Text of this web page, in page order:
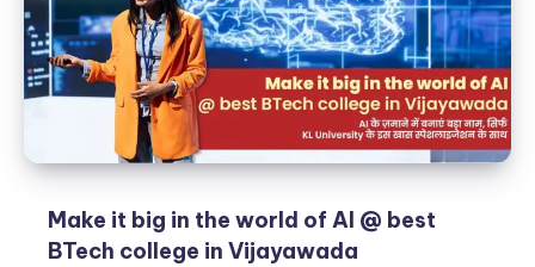
Quantum
Technology
for
a
successful
career
Make it big in the world of AI @ best
BTech college in Vijayawada